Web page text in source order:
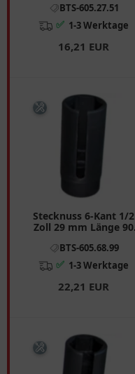
Nissan
BTS-605.27.51
✅ 1-3 Werktage
16,21 EUR
Stecknuss 6-Kant 1/2
Zoll 29 mm Länge 90
BTS-605.68.99
✅ 1-3 Werktage
22,21 EUR